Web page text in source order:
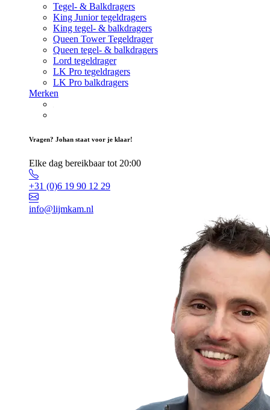
Tegel- & Balkdragers
King Junior tegeldragers
King tegel- & balkdragers
Queen Tower Tegeldrager
Queen tegel- & balkdragers
Lord tegeldrager
LK Pro tegeldragers
LK Pro balkdragers
Merken
Vragen? Johan staat voor je klaar!
Elke dag bereikbaar tot 20:00
+31 (0)6 19 90 12 29
info@lijmkam.nl